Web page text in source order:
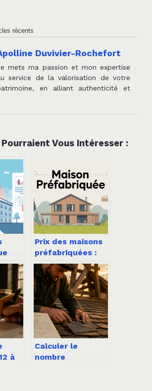
récents
Duvivier-Rochefort
mets ma passion et mon expertise
service de la valorisation de votre
en alliant authenticité et
Vous Intéresser :
Prix des maisons
préfabriquées :
guide complet
pour comprendre
les vrais coûts
à
Calculer le
nombre